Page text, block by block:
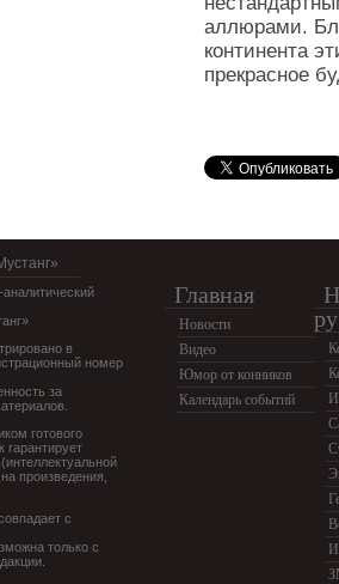
аллюрами.
континента
прекрасное
в
номер
за
готового
гарантирует
произведения,
с
только с
Главная
Новости
Видео
Юмор от конников
Календарь событий